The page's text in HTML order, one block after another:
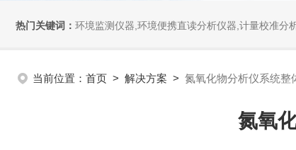
热门关键词： 环境监测仪器,环境便携直读分析仪器,计量校准分
当前位置： 首页 > 解决方案 > 氮氧化物分析仪系统整
氮氧